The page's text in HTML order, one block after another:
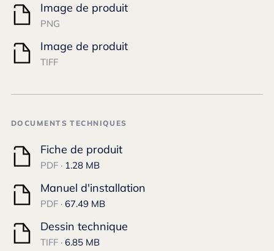
Image de produit
PNG
Image de produit
TIFF
DOCUMENTS TECHNIQUES
Fiche de produit
PDF · 1.28 MB
Manuel d'installation
PDF · 67.49 MB
Dessin technique
TIFF · 6.85 MB